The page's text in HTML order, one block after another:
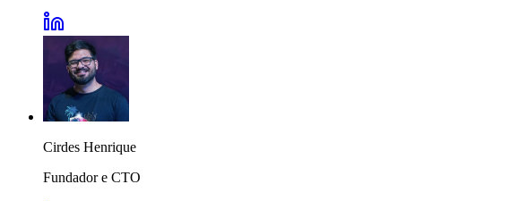
Cirdes Henrique
Fundador e CTO